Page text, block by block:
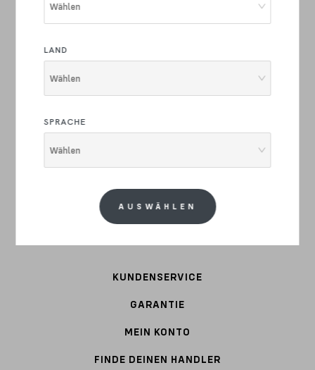
Wählen
LAND
Wählen
SPRACHE
Wählen
AUSWÄHLEN
RENNRAD
BIKE PARTS
KUNDENSERVICE
GARANTIE
MEIN KONTO
FINDE DEINEN HANDLER